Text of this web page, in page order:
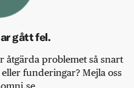
gått fel.
åtgärda problemet så snart
funderingar? Mejla oss